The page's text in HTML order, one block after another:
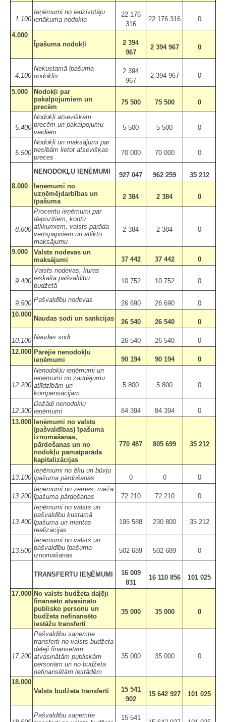
1.100
Ieņēmumi no iedzīvotāju
ienākuma nodokļa
22 176
316
22 176 316 0
4.000
Īpašuma nodokļi
2 394
967
2 394 967 0
4.100
Nekustamā īpašuma
nodoklis
2 394
967
2 394 967 0
5.000
Nodokļi par
pakalpojumiem un
precēm
75 500 75 500 0
5.400
Nodokļi atsevišķām
precēm un pakalpojumu
veidiem
5 500 5 500 0
5.500
Nodokļi un maksājumi par
tiesībām lietot atsevišķas
preces
70 000 70 000 0
NENODOKĻU IEŅĒMUMI 927 047 962 259
35 212
8.000
Ieņēmumi no
uzņēmējdarbības un
īpašuma
2 384 2 384 0
8.600
Procentu ieņēmumi par
depozītiem, kontu
atlikumiem, valsts parāda
vērtspapīriem un atlikto
maksājumu
2 384 2 384 0
9.000
Valsts nodevas un
maksājumi
37 442 37 442 0
9.400
Valsts nodevas, kuras
ieskaita pašvaldību
budžetā
10 752 10 752 0
9.500 Pašvaldību nodevas 26 690 26 690
0
10.000
Naudas sodi un sankcijas 26 540 26 540 0
10.100 Naudas sodi 26 540 26 540
0
12.000 Pārējie nenodokļu
ieņēmumi
90 194 90 194 0
12.200
Nenodokļu ieņēmumi un
ieņēmumi no zaudējumu
atlīdzībām un
kompensācijām
5 800 5 800 0
12.300
Dažādi nenodokļu
ieņēmumi
84 394 84 394
0
13.000 Ieņēmumi no valsts
(pašvaldības) īpašuma
iznomāšanas,
pārdošanas un no
nodokļu pamatparāda
kapitalizācijas
770 487 805 699 35 212
13.100
Ieņēmumi no ēku un būvju
īpašuma pārdošanas
0 0 0
13.200
Ieņēmumi no zemes, meža
īpašuma pārdošanas
72 210 72 210 0
13.400
Ieņēmumi no valsts un
pašvaldību kustamā
īpašuma un mantas
realizācijas
195 588 230 800 35 212
13.500
Ieņēmumi no valsts un
pašvaldību īpašuma
iznomāšanas
502 689 502 689 0
TRANSFERTU IEŅĒMUMI
16 009
831
16 110 856 101 025
17.000 No valsts budžeta daļēji
finansēto atvasināto
publisko personu un
budžeta nefinansēto
iestāžu transferti
35 000 35 000 0
17.200
Pašvaldību saņemtie
transferti no valsts budžeta
daļēji finansētām
atvasinātām publiskām
personām un no budžeta
nefinansētām iestādēm
35 000 35 000 0
18.000
Valsts budžeta transferti
15 541
902
15 642 927 101 025
Pašvaldību saņemtie
15 541